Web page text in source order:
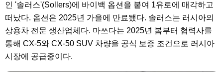
인 '솔러스'(Sollers)에 바이백 옵션을 붙여 1유로에 매각하고
떠났다. 옵션은 2025년 가을에 만료됐다. 솔러스는 러시아의
상용차 전문 생산업체다. 마쓰다는 2025년 봄부터 협력사를
통해 CX-5와 CX-50 SUV 차량을 공식 보증 조건으로 러시아
시장에 공급중이다.